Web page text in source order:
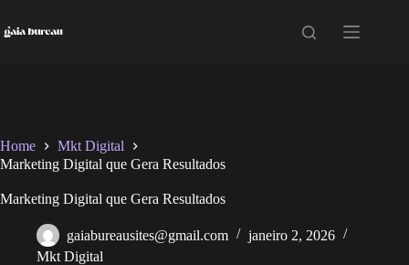
para
o
Home
Mkt Digital
Marketing Digital que Gera Resultados
Marketing Digital que Gera Resultados
gaiabureausites@gmail.com
janeiro 2, 2026
Mkt Digital